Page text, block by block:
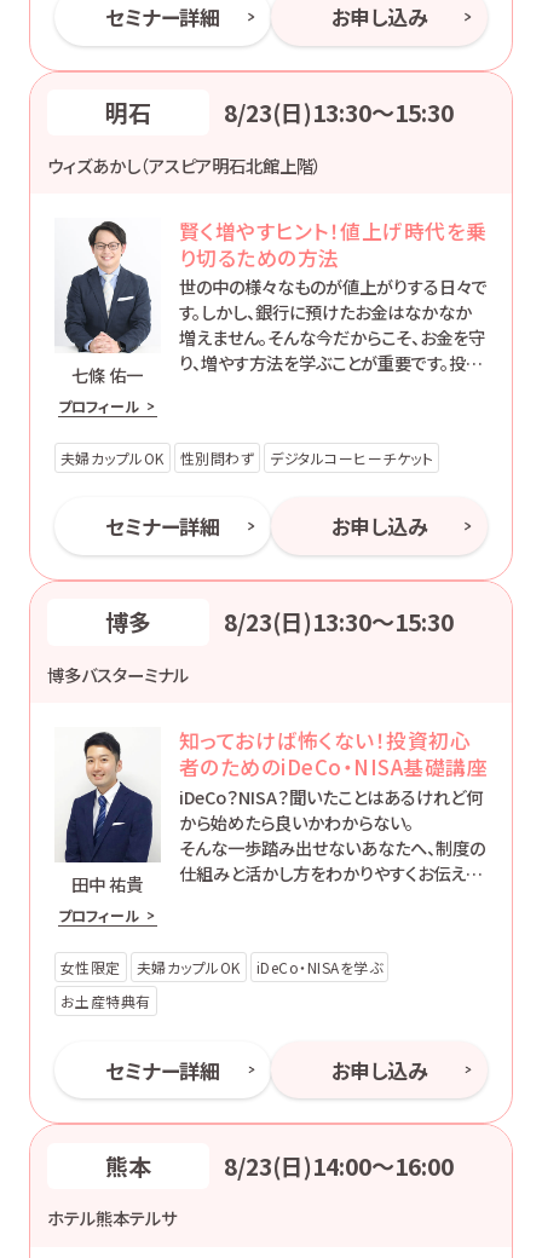
セミナー詳細 お申し込み
明石 8/23(日)13:30〜15:30
ウィズあかし（アスピア明石北館上階）
七條 佑一
プロフィール
賢く増やすヒント！値上げ時代を乗
り切るための方法
世の中の様々なものが値上がりする日々で
す。しかし、銀行に預けたお金はなかなか
増えません。そんな今だからこそ、お金を守
り、増やす方法を学ぶことが重要です。投資
えします。
夫婦カップルOK 性別問わず デジタルコーヒーチケット
セミナー詳細 お申し込み
博多 8/23(日)13:30〜15:30
博多バスターミナル
田中 祐貴
プロフィール
知っておけば怖くない！投資初心
者のためのiDeCo・NISA基礎講座
iDeCo？NISA？聞いたことはあるけれど何
から始めたら良いかわからない。
そんな一歩踏み出せないあなたへ、制度の
仕組みと活かし方をわかりやすくお伝えし
女性限定 夫婦カップルOK
iDeCo・NISAを学ぶ
お土産特典有
セミナー詳細 お申し込み
熊本 8/23(日)14:00〜16:00
ホテル熊本テルサ